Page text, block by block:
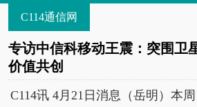
C114通信网
专访中信科移动王震：突围卫
价值共创
C114讯 4月21日消息（岳明）本